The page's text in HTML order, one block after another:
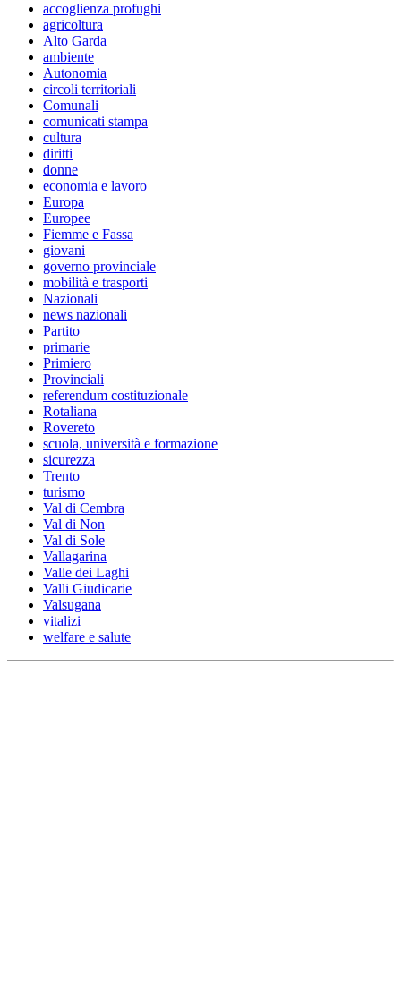
accoglienza profughi
agricoltura
Alto Garda
ambiente
Autonomia
circoli territoriali
Comunali
comunicati stampa
cultura
diritti
donne
economia e lavoro
Europa
Europee
Fiemme e Fassa
giovani
governo provinciale
mobilità e trasporti
Nazionali
news nazionali
Partito
primarie
Primiero
Provinciali
referendum costituzionale
Rotaliana
Rovereto
scuola, università e formazione
sicurezza
Trento
turismo
Val di Cembra
Val di Non
Val di Sole
Vallagarina
Valle dei Laghi
Valli Giudicarie
Valsugana
vitalizi
welfare e salute